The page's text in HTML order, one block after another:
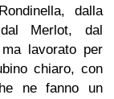
dalla
Merlot, dal
lavorato per
chiaro, con
ne fanno un